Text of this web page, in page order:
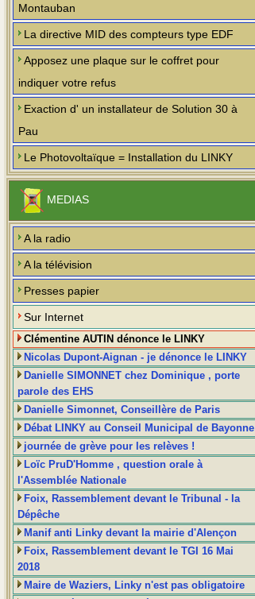
Montauban
La directive MID des compteurs type EDF
Apposez une plaque sur le coffret pour
indiquer votre refus
Exaction d' un installateur de Solution 30 à
Pau
Le Photovoltaïque = Installation du LINKY
MEDIAS
A la radio
A la télévision
Presses papier
Sur Internet
Clémentine AUTIN dénonce le LINKY
Nicolas Dupont-Aignan - je dénonce le LINKY
Danielle SIMONNET chez Dominique , porte
parole des EHS
Danielle Simonnet, Conseillère de Paris
Débat LINKY au Conseil Municipal de Bayonne
journée de grève pour les relèves !
Loïc PruD'Homme , question orale à
l'Assemblée Nationale
Foix, Rassemblement devant le Tribunal - la
Dépêche
Manif anti Linky devant la mairie d'Alençon
Foix, Rassemblement devant le TGI 16 Mai
2018
Maire de Waziers, Linky n'est pas obligatoire